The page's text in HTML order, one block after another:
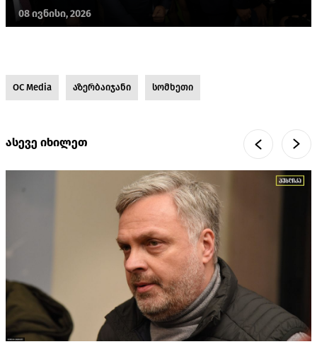
08 ივნისი, 2026
OC Media აზერბაიჯანი სომხეთი
ასევე იხილეთ